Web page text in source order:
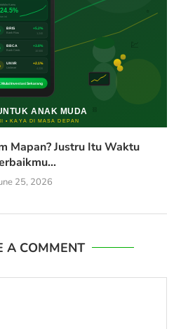
Mapan? Justru Itu Waktu
25, 2026
A COMMENT